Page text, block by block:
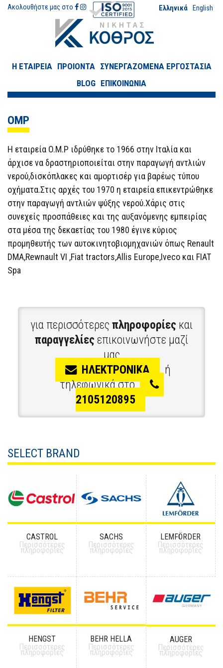
Ακολουθήστε μας στο Ελληνικά English
Η ΕΤΑΙΡΕΙΑ ΠΡΟΙΟΝΤΑ ΣΥΝΕΡΓΑΖΟΜΕΝΑ ΕΡΓΟΣΤΑΣΙΑ
BLOG ΕΠΙΚΟΙΝΩΝΙΑ
OMP
Η εταιρεία O.M.P ιδρύθηκε το 1966 στην Ιταλία και
άρχισε να δραστηριοποιείται στην παραγωγή αντλιών
νερού,δισκόπλακες και αμορτισέρ για βαρέως τύπου
οχήματα.Στις αρχές του 1970 η εταιρεία επικεντρώθηκε
στην παραγωγή αντλιών ψύξης νερού.Χάρις στις
συνεχείς προσπάθειες και της αυξανόμενης εμπειρίας
στα μέσα της δεκαετίας του 1980 έγινε κύριος
προμηθευτής των αυτοκινητοβιομηχανιών όπως Renault
DMA,Rewnault VI ,Fiat tractors,Allis Europe,Iveco και FIAT
Spa
για περισσότερες πληροφορίες και
παραγγελίεςεπικοινωνήστε μαζί
μας
ΗΛΕΚΤΡΟΝΙΚΑ
ή
τηλεφωνικά στο
2105120895
SELECT BRAND
CASTROL
Περισσότερες
πληροφορίες
SACHS
Περισσότερες
πληροφορίες
LEMFÖRDER
Περισσότερες
πληροφορίες
HENGST
Περισσότερες
πληροφορίες
BEHR HELLA
Περισσότερες
πληροφορίες
AUGER
Περισσότερες
πληροφορίες